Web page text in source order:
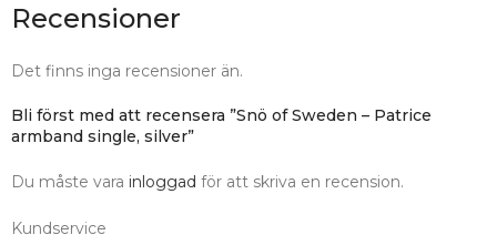
Recensioner
Det finns inga recensioner än.
Bli först med att recensera ”Snö of Sweden – Patrice
armband single, silver”
Du måste vara inloggad för att skriva en recension.
Kundservice